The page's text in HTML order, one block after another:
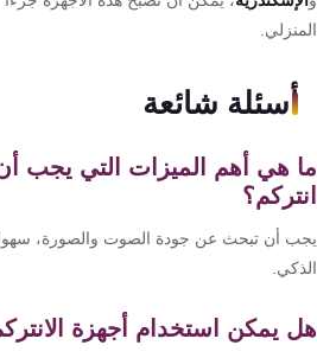
أسئلة شائعة
هي أهم الميزات التي يجب أن
أن تبحث عن جودة الصوت والصورة، سهولة
يمكن استخدام أجهزة